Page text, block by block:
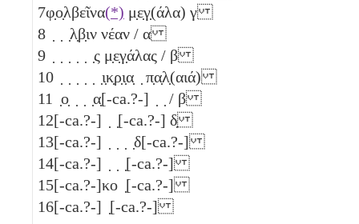
7φ̣ο̣λβεῖνα(*) μ̣ε̣γ̣(άλα) γ
8 ̣ ̣ ̣λ̣β̣ιν νέαν / α
9 ̣ ̣ ̣ ̣ ̣ ̣ς μ̣ε̣γ̣άλας / β
10 ̣ ̣ ̣ ̣ ̣ ̣ι̣κ̣ρ̣ι̣α̣ ̣ π̣α̣λ̣(αιά)
11 ̣ο̣ ̣ ̣ ̣α̣[-ca.?-] ̣ ̣ / β
12[-ca.?-] ̣ ̣[-ca.?-] δ̣
13[-ca.?-] ̣ ̣ ̣ ̣δ[-ca.?-]
14[-ca.?-] ̣ ̣ ̣[-ca.?-]
15[-ca.?-]κο ̣[-ca.?-]
16[-ca.?-] ̣[-ca.?-]